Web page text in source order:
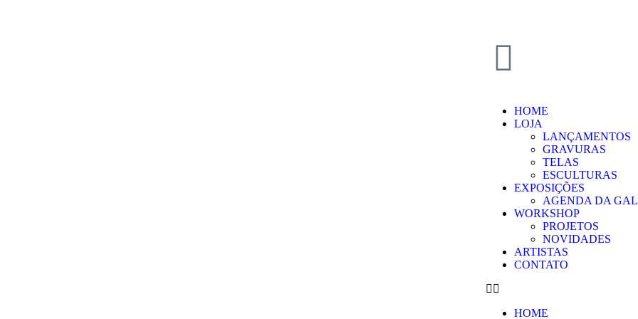
HOME
LOJA
LANÇAMENTOS
GRAVURAS
TELAS
ESCULTURAS
EXPOSIÇÕES
AGENDA DA
WORKSHOP
PROJETOS
NOVIDADES
ARTISTAS
CONTATO
HOME